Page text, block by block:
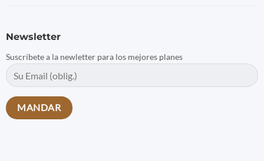
Newsletter
Suscríbete a la newletter para los mejores planes